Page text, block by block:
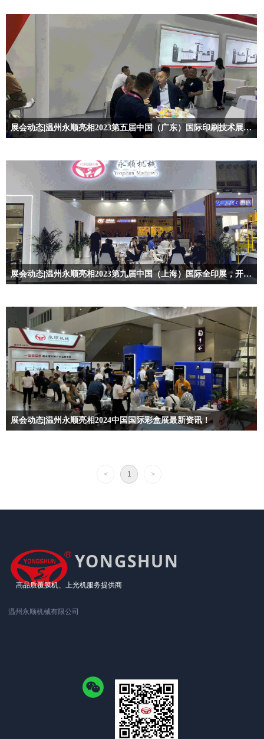
展会动态|温州永顺亮相2023第五届中国（广东）国际印刷技术展览会，开幕最新资讯！
展会动态|温州永顺亮相2023第九届中国（上海）国际全印展，开幕最新资讯！
展会动态|温州永顺亮相2024中国国际彩盒展最新资讯！
< 1 >
温州永顺机械有限公司
YONGSHUN
高品质覆膜机、上光机服务提供商